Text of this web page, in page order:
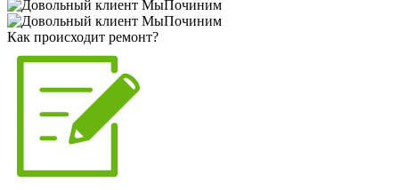
Как происходит ремонт?